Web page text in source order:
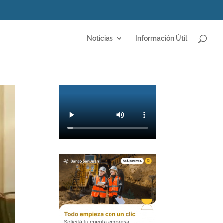
Noticias Información Útil